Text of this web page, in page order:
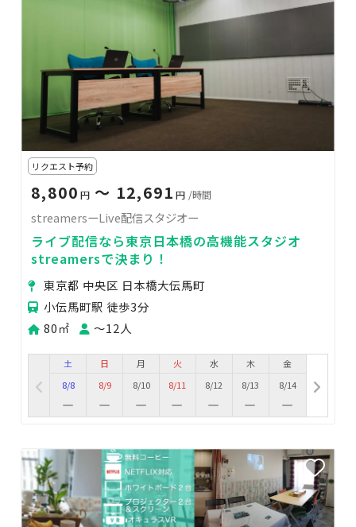
リクエスト予約
8,800 円 〜 12,691 円 /時間
streamersーLive配信スタジオー
ライブ配信なら東京日本橋の高機能スタジオ
streamersで決まり！
東京都 中央区 日本橋大伝馬町
小伝馬町駅 徒歩3分
80㎡
〜12人
土
8/8
日
8/9
月
8/10
火
8/11
水
8/12
木
8/13
金
8/14